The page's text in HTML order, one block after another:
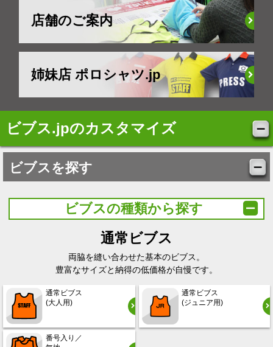
店舗のご案内
姉妹店 ポロシャツ.jp
ビブス.jpのカスタマイズ
ビブスを探す
ビブスの種類から探す
通常ビブス
両脇を縫い合わせた基本のビブス。
豊富なサイズと納得の低価格が自慢です。
通常ビブス
(大人用)
通常ビブス
(ジュニア用)
番号入り／